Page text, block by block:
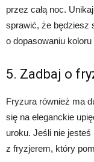
przez całą noc.
sprawić, że będziesz
o dopasowaniu
5. Zadbaj o
Fryzura również ma
się na eleganckie
uroku. Jeśli nie
z fryzjerem, który